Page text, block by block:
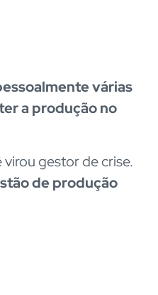
várias
a produção no
gestor de crise.
de produção